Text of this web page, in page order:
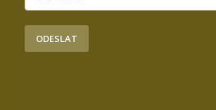
ODESLAT